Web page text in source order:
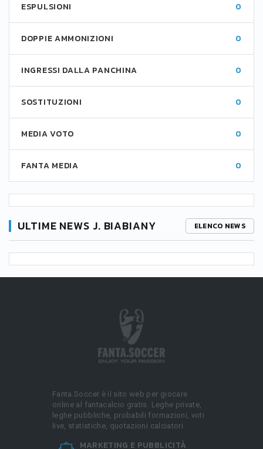
ESPULSIONI 0
DOPPIE AMMONIZIONI 0
INGRESSI DALLA PANCHINA 0
SOSTITUZIONI 0
MEDIA VOTO 0
FANTA MEDIA 0
ULTIME NEWS J. BIABIANY ELENCO NEWS
Fanta.Soccer è il sito web per giocare
online al fantacalcio gratis. Leghe private,
leghe pubbliche, probabili formazioni, voti
live, statistiche, quotazioni calciatori.
MARKETING E PUBBLICITÀ